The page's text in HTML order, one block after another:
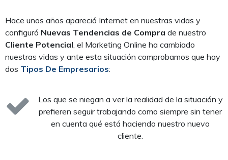
Hace unos años apareció Internet en nuestras vidas y
configuró Nuevas Tendencias de Compra de nuestro
Cliente Potencial , el Marketing Online ha cambiado
nuestras vidas y ante esta situación comprobamos que hay
dos Tipos De Empresarios:
Los que se niegan a ver la realidad de la situación y
prefieren seguir trabajando como siempre sin tener
en cuenta qué está haciendo nuestro nuevo
cliente.